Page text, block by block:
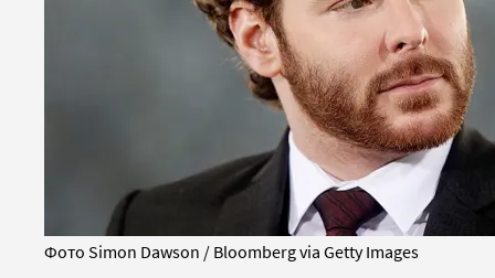
Фото Simon Dawson / Bloomberg via Getty Images